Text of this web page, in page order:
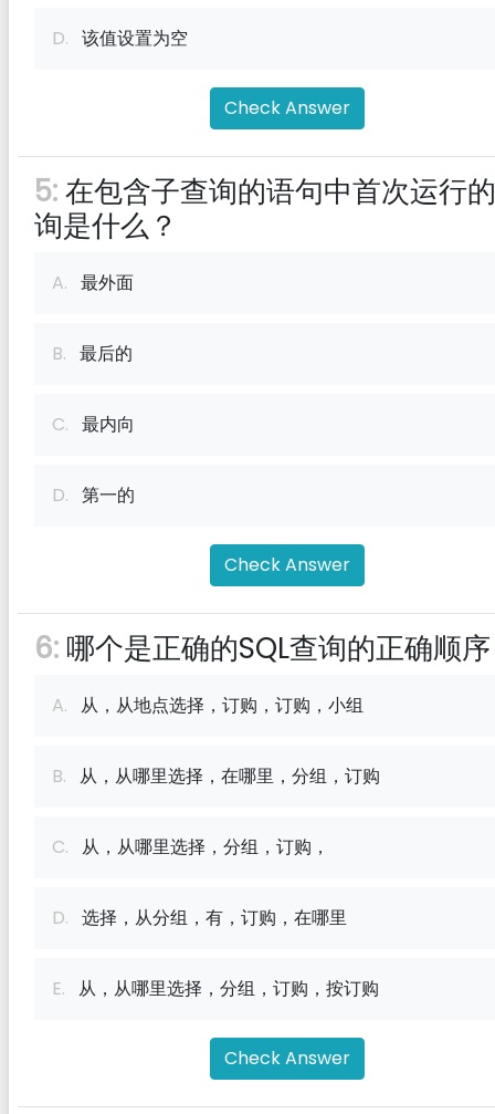
D. 该值设置为空
Check Answer
5:在包含子查询的语句中首次运行
询是什么？
A. 最外面
B. 最后的
C. 最内向
D. 第一的
Check Answer
6: 哪个是正确的SQL查询的正确顺
A. 从，从地点选择，订购，订购，小组
B. 从，从哪里选择，在哪里，分组，订购
C. 从，从哪里选择，分组，订购，
D. 选择，从分组，有，订购，在哪里
E. 从，从哪里选择，分组，订购，按订购
Check Answer